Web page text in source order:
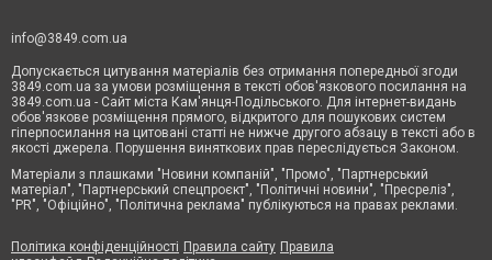
info@3849.com.ua
Допускається цитування матеріалів без отримання попередньої згоди
3849.com.ua за умови розміщення в тексті обов'язкового посилання на
3849.com.ua - Сайт міста Кам'янця-Подільського. Для інтернет-видань
обов'язкове розміщення прямого, відкритого для пошукових систем
гіперпосилання на цитовані статті не нижче другого абзацу в тексті або в
якості джерела. Порушення виняткових прав переслідується Законом.
Матеріали з плашками "Новини компаній", "Промо", "Партнерський
матеріал", "Партнерський спецпроєкт", "Політичні новини", "Пресреліз",
"PR", "Офіційно", "Політична реклама" публікуються на правах реклами.
Політика конфіденційності Правила сайту Правила